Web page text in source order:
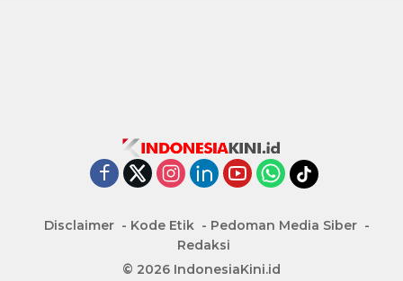
Disclaimer Kode Etik
Pedoman Media Siber
Redaksi
© 2026 IndonesiaKini.id